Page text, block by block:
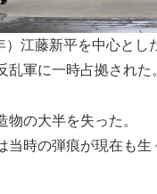
）江藤新平を中心とし
乱軍に一時占拠された
物の大半を失った。
当時の弾痕が現在も生